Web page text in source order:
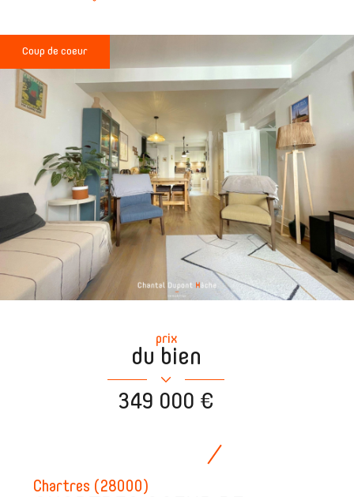
Coup de coeur
Chartres (28000)
prix
du bien
349 000 €